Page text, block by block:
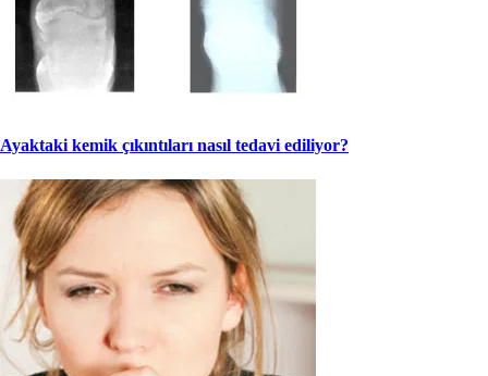
Ayaktaki kemik çıkıntıları nasıl tedavi ediliyor?